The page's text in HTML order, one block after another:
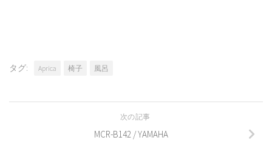
タグ: Aprica 椅子 風呂
次の記事
MCR-B142 / YAMAHA